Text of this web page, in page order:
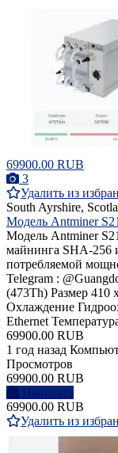
69900.00 RUB
3
Удалить из
South Ayrshire,
Модель Antminer
Модель Antminer
майнинга SHA-256
потребляемой
Telegram :
(473Th) Размер 410
Охлаждение
Ethernet
69900.00 RUB
1 год назад
Просмотров
69900.00 RUB
Написать
69900.00 RUB
Удалить из